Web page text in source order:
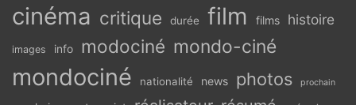
cinéma critique durée film films histoire
images info modociné mondo-ciné
mondociné nationalité news photos prochain